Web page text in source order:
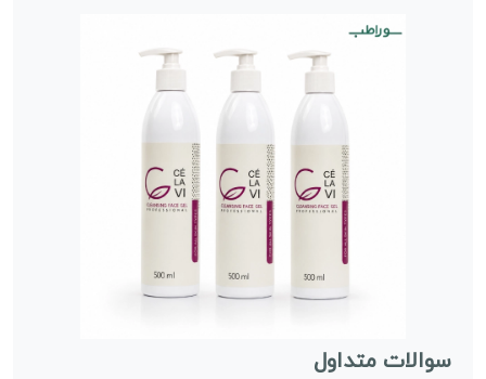
سوالات متداول